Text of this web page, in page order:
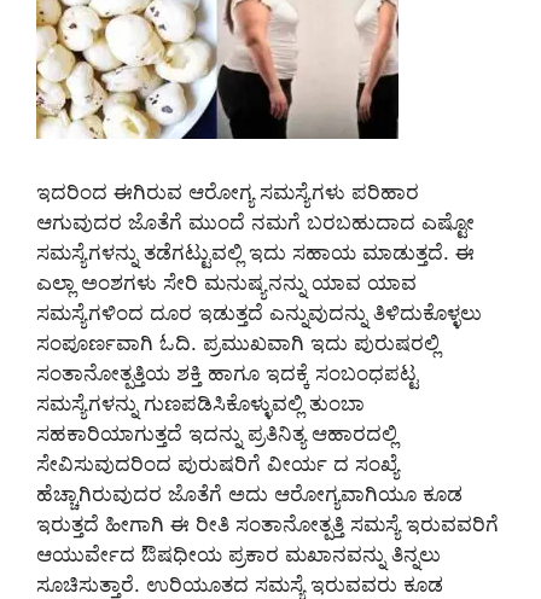
ಇದರಿಂದ ಈಗಿರುವ ಆರೋಗ್ಯ ಸಮಸ್ಯೆಗಳು ಪರಿಹಾರ
ಆಗುವುದರ ಜೊತೆಗೆ ಮುಂದೆ ನಮಗೆ ಬರಬಹುದಾದ ಎಷ್ಟೋ
ಸಮಸ್ಯೆಗಳನ್ನು ತಡೆಗಟ್ಟುವಲ್ಲಿ ಇದು ಸಹಾಯ ಮಾಡುತ್ತದೆ. ಈ
ಎಲ್ಲಾ ಅಂಶಗಳು ಸೇರಿ ಮನುಷ್ಯನನ್ನು ಯಾವ ಯಾವ
ಸಮಸ್ಯೆಗಳಿಂದ ದೂರ ಇಡುತ್ತದೆ ಎನ್ನುವುದನ್ನು ತಿಳಿದುಕೊಳ್ಳಲು
ಸಂಪೂರ್ಣವಾಗಿ ಓದಿ. ಪ್ರಮುಖವಾಗಿ ಇದು ಪುರುಷರಲ್ಲಿ
ಸಂತಾನೋತ್ಪತ್ತಿಯ ಶಕ್ತಿ ಹಾಗೂ ಇದಕ್ಕೆ ಸಂಬಂಧಪಟ್ಟ
ಸಮಸ್ಯೆಗಳನ್ನು ಗುಣಪಡಿಸಿಕೊಳ್ಳುವಲ್ಲಿ ತುಂಬಾ
ಸಹಕಾರಿಯಾಗುತ್ತದೆ ಇದನ್ನು ಪ್ರತಿನಿತ್ಯ ಆಹಾರದಲ್ಲಿ
ಸೇವಿಸುವುದರಿಂದ ಪುರುಷರಿಗೆ ವೀರ್ಯ ದ ಸಂಖ್ಯೆ
ಹೆಚ್ಚಾಗಿರುವುದರ ಜೊತೆಗೆ ಅದು ಆರೋಗ್ಯವಾಗಿಯೂ ಕೂಡ
ಇರುತ್ತದೆ ಹೀಗಾಗಿ ಈ ರೀತಿ ಸಂತಾನೋತ್ಪತ್ತಿ ಸಮಸ್ಯೆ ಇರುವವರಿಗೆ
ಆಯುರ್ವೇದ ಔಷಧೀಯ ಪ್ರಕಾರ ಮಖಾನವನ್ನು ತಿನ್ನಲು
ಸೂಚಿಸುತ್ತಾರೆ. ಉರಿಯೂತದ ಸಮಸ್ಯೆ ಇರುವವರು ಕೂಡ